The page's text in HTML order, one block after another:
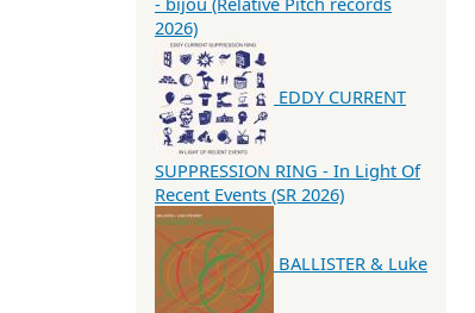
2026)
EDDY CURRENT
SUPPRESSION RING - In Light Of
Recent Events (SR 2026)
BALLISTER & Luke